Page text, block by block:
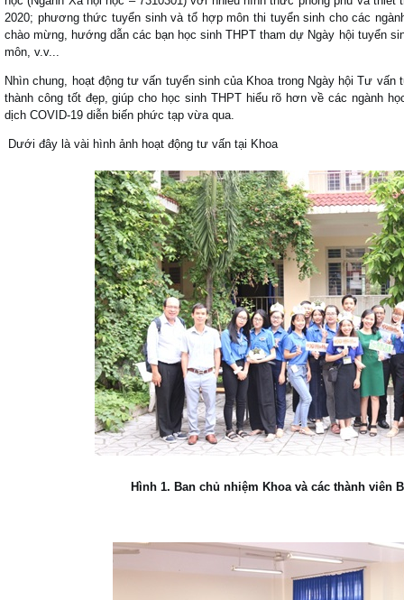
2020; phương thức tuyển sinh và tổ hợp môn thi tuyển sinh cho các
chào mừng, hướng dẫn các bạn học sinh THPT tham dự Ngày hội tuyển
môn, v.v...
Nhìn chung, hoạt động tư vấn tuyển sinh của Khoa trong Ngày hội Tư
thành công tốt đẹp, giúp cho học sinh THPT hiểu rõ hơn về các ngành
dịch COVID-19 diễn biến phức tạp vừa qua.
Dưới đây là vài hình ảnh hoạt động tư vấn tại Khoa
Hình 1. Ban chủ nhiệm Khoa và các thành viên